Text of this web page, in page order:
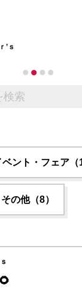
ベント・フェア（
その他（8）